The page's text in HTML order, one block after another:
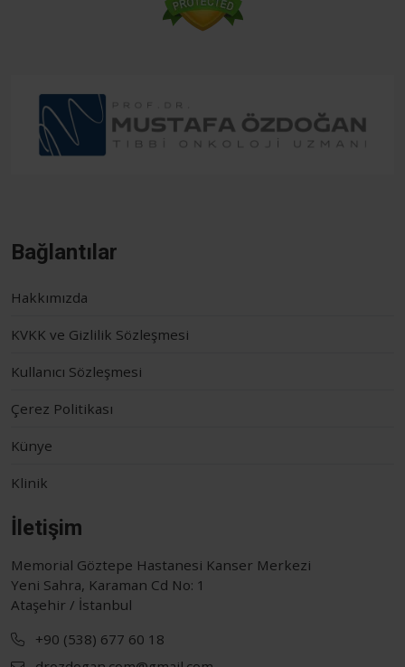
Bağlantılar
Hakkımızda
KVKK ve Gizlilik Sözleşmesi
Kullanıcı Sözleşmesi
Çerez Politikası
Künye
Klinik
İletişim
Memorial Göztepe Hastanesi Kanser Merkezi
Yeni Sahra, Karaman Cd No: 1
Ataşehir / İstanbul
+90 (538) 677 60 18